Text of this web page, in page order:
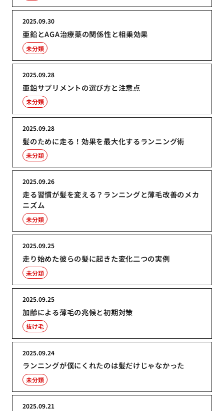
亜鉛とAGA治療薬の関係性と相乗効果
2025.09.30
未分類
亜鉛サプリメントの選び方と注意点
2025.09.28
未分類
髪のために走る！効果を最大化するランニング術
2025.09.28
未分類
走る習慣が髪を変える？ランニングと薄毛改善のメカ
ニズム
2025.09.26
未分類
走り始めた彼らの髪に起きた変化二つの実例
2025.09.25
未分類
加齢による薄毛の兆候と初期対策
2025.09.25
抜け毛
ランニングが僕にくれたのは髪だけじゃなかった
2025.09.24
未分類
2025.09.21